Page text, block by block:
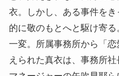
衣。しかし、ある事件を
的に敬のもとへと駆け寄
一変。所属事務所から「
えられた真衣は、事務所